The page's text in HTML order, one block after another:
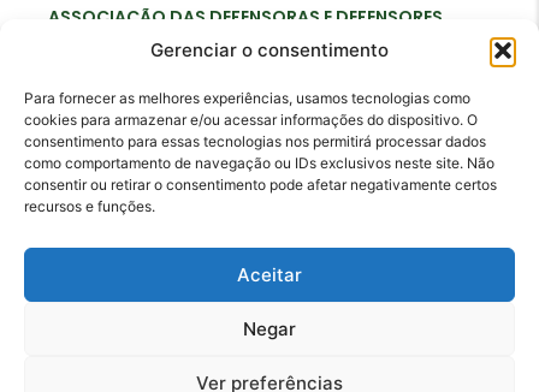
Gerenciar o consentimento
Para fornecer as melhores experiências, usamos tecnologias como
cookies para armazenar e/ou acessar informações do dispositivo. O
consentimento para essas tecnologias nos permitirá processar dados
como comportamento de navegação ou IDs exclusivos neste site. Não
consentir ou retirar o consentimento pode afetar negativamente certos
recursos e funções.
Aceitar
Negar
Ver preferências
ASSOCIAÇÃO DAS DEFENSORAS E DEFENSORES
PÚBLICOS DO ESTADO DO RIO DE JANEIRO
Contato
adperj@adperj.com.br
(21) 2220-6022
Janeiro - RJ - CEP: 20011-020